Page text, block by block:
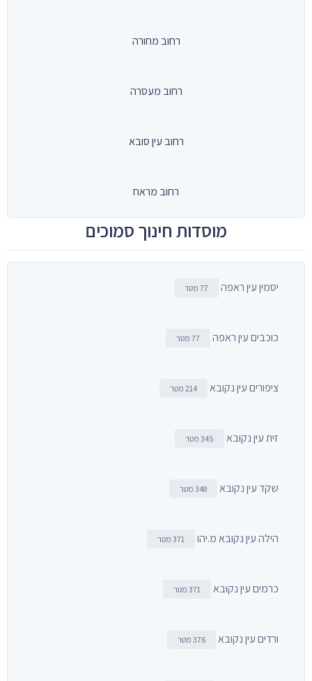
רחוב מחורה
רחוב מעסרה
רחוב עין סובא
רחוב מראח
מוסדות חינוך סמוכים
יסמין עין ראפה 77 מטר
כוכבים עין ראפה 77 מטר
ציפורים עין נקובא 214 מטר
זית עין נקובא 345 מטר
שקד עין נקובא 348 מטר
הילה עין נקובא מ.יהו 371 מטר
כרמים עין נקובא 371 מטר
ורדים עין נקובא 376 מטר